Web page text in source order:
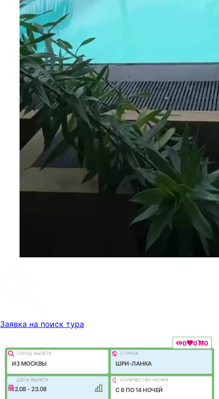
Заявка на поиск тура
0 0 0
ГОРОД ВЫЛEТА
ИЗ МОСКВЫ
СТРАНА
ШРИ-ЛАНКА
ДАТЫ ВЫЛЕТА
12.08 - 23.08
КОЛИЧЕСТВО НОЧЕЙ
C 6 ПО 14 НОЧЕЙ